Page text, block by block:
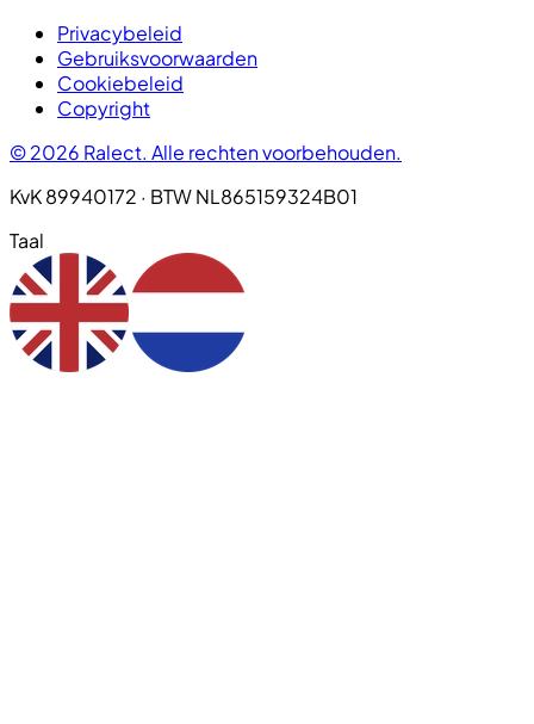
Privacybeleid
Gebruiksvoorwaarden
Cookiebeleid
Copyright
© 2026 Ralect. Alle rechten voorbehouden.
KvK 89940172 · BTW NL865159324B01
Taal